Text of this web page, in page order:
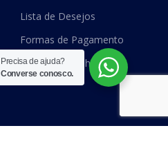
Lista de Desejos
Formas de Pagamento
Recuperar Senha
Precisa de ajuda?
Converse conosco.